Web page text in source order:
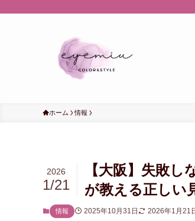
ホーム 情報
【大阪】失敗
が教える正しい
2026
1/21
情報 2025年10月31日 2026年1月21